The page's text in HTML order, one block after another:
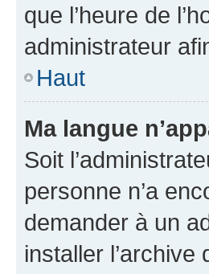
que l’heure de
administrateur
Haut
Ma langue
Soit
personne n’a
demander à un
installer